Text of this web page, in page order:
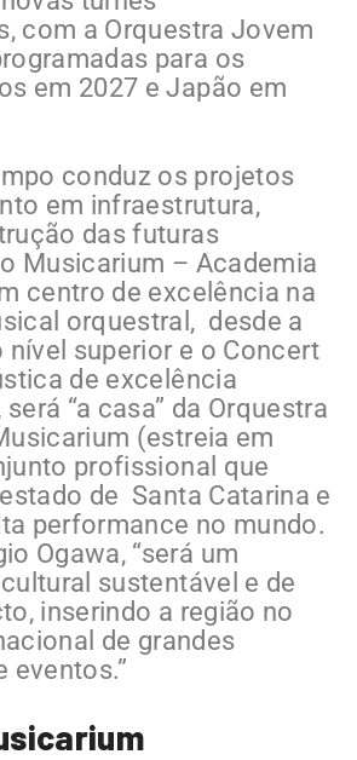
com a Orquestra Jovem
para os
em 2027 e Japão em
conduz os projetos
em infraestrutura,
das futuras
Musicarium – Academia
centro de excelência na
orquestral, desde a
nível superior e o Concert
de excelência
“a casa” da Orquestra
(estreia em
profissional que
de Santa Catarina e
performance no mundo.
Ogawa, “será um
sustentável e de
inserindo a região no
de grandes
eventos.”